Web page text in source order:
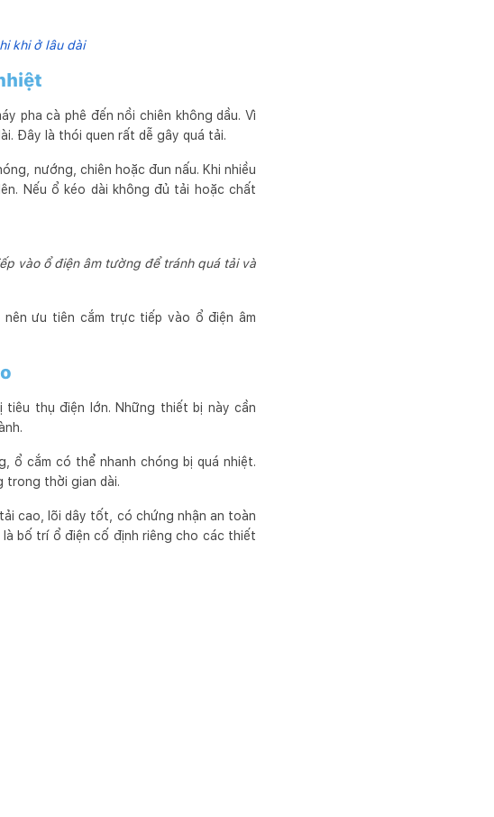
khi ở lâu dài
pha cà phê đến nồi chiên không dầu. Vì
Đây là thói quen rất dễ gây quá tải.
nướng, chiên hoặc đun nấu. Khi nhiều
Nếu ổ kéo dài không đủ tải hoặc chất
vào ổ điện âm tường để tránh quá tải và
ưu tiên cắm trực tiếp vào ổ điện âm
thụ điện lớn. Những thiết bị này cần
ổ cắm có thể nhanh chóng bị quá nhiệt.
trong thời gian dài.
cao, lõi dây tốt, có chứng nhận an toàn
bố trí ổ điện cố định riêng cho các thiết